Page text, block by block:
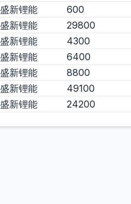
盛新锂能 600
盛新锂能 29800
盛新锂能 4300
盛新锂能 6400
盛新锂能 8800
盛新锂能 49100
盛新锂能 24200